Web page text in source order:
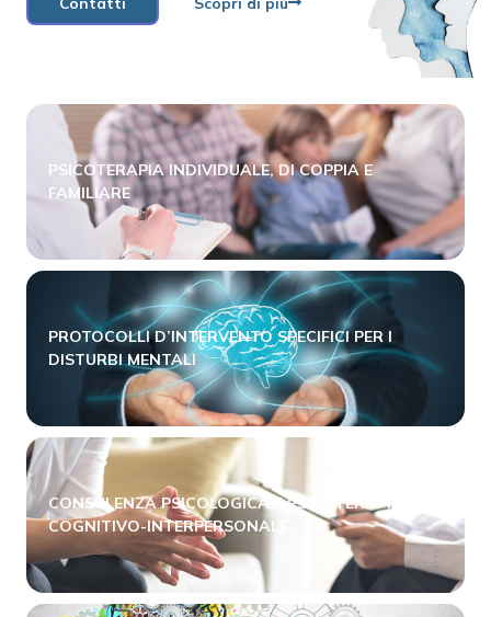
PSICOTERAPIA INDIVIDUALE, DI COPPIA E
FAMILIARE
PROTOCOLLI D’INTERVENTO SPECIFICI PER I
DISTURBI MENTALI
CONSULENZA PSICOLOGICA E PSICOTERAPIA
COGNITIVO-INTERPERSONALE